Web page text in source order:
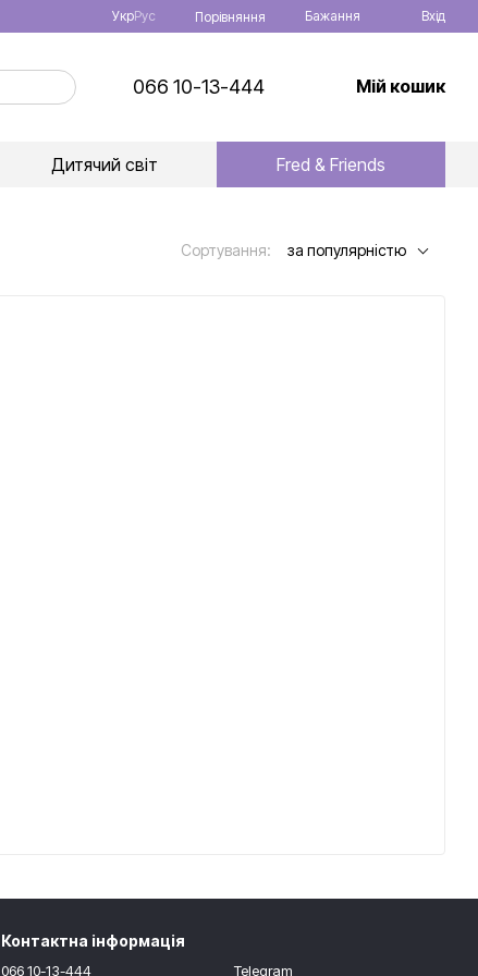
УкрРус Порівняння Бажання Вхід
066 10-13-444 Мій кошик
Дитячий світ Fred & Friends
Сортування: за популярністю
Контактна інформація
066 10-13-444 Telegram